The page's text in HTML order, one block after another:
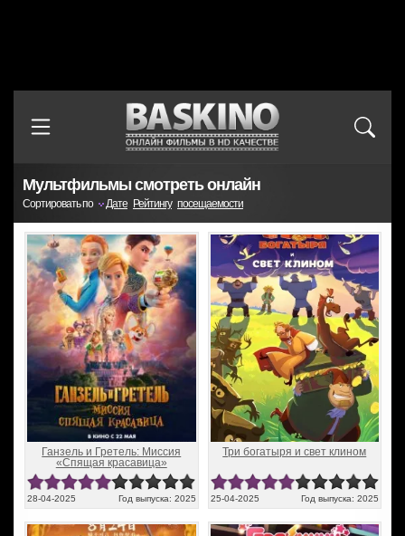
Мультфильмы смотреть онлайн
Сортировать по Дате Рейтингу посещаемости
Ганзель и Гретель: Миссия
«Спящая красавица»
28-04-2025 Год выпуска: 2025
Три богатыря и свет клином
25-04-2025 Год выпуска: 2025